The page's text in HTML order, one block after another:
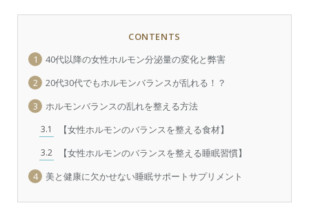
CONTENTS
1
40代以降の女性ホルモン分泌量の変化と弊害
2
20代30代でもホルモンバランスが乱れる！？
3
ホルモンバランスの乱れを整える方法
3.1 【女性ホルモンのバランスを整える食材】
3.2
【女性ホルモンのバランスを整える睡眠習慣】
4
美と健康に欠かせない睡眠サポートサプリメント